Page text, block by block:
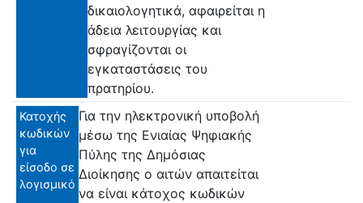
δικαιολογητικά, αφαιρείται η
άδεια λειτουργίας και
σφραγίζονται οι
εγκαταστάσεις του
πρατηρίου.
Κατοχής
κωδικών
για
είσοδο σε
λογισμικό
Για την ηλεκτρονική υποβολή
μέσω της Ενιαίας Ψηφιακής
Πύλης της Δημόσιας
Διοίκησης ο αιτών απαιτείται
να είναι κάτοχος κωδικών